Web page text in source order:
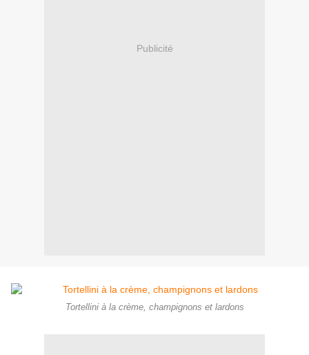
Publicité
Tortellini à la crème, champignons et lardons